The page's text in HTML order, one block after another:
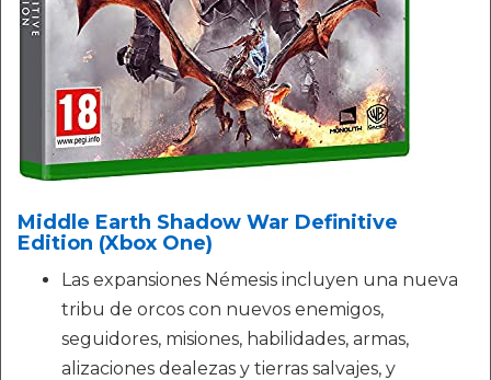
Middle Earth Shadow War Definitive
Edition (Xbox One)
Las expansiones Némesis incluyen una nueva
tribu de orcos con nuevos enemigos,
seguidores, misiones, habilidades, armas,
alizaciones dealezas y tierras salvajes, y